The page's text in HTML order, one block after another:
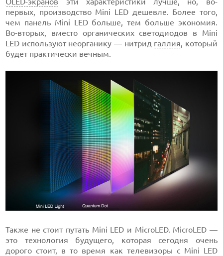
первых, производство Mini LED дешевле. Более того,
чем панель Mini LED больше, тем больше экономия.
Во-вторых, вместо органических светодиодов в Mini
LED используют неорганику — нитрид галлия, который
будет практически вечным.
Также не стоит путать Mini LED и MicroLED. MicroLED —
это технология будущего, которая сегодня очень
дорого стоит, в то время как телевизоры с Mini LED